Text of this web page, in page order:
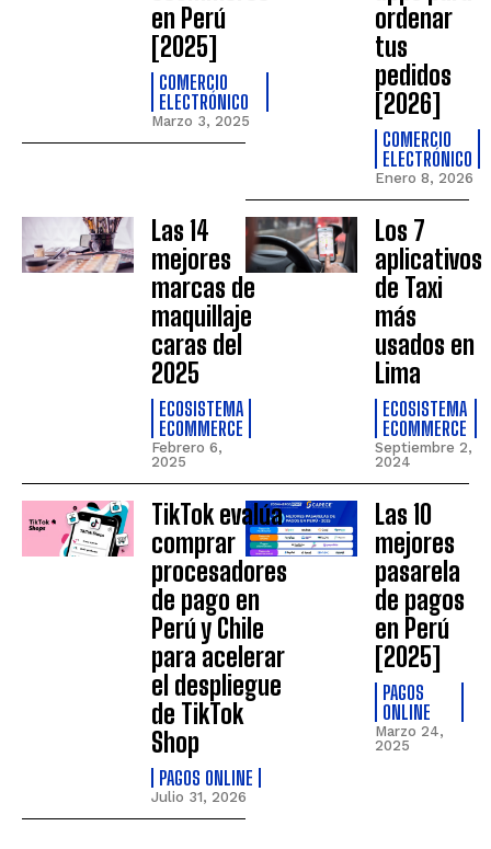
en Perú
[2025]
COMERCIO
ELECTRÓNICO
Marzo 3, 2025
ordenar
tus
pedidos
[2026]
COMERCIO
ELECTRÓNICO
Enero 8, 2026
Las 14
mejores
marcas de
maquillaje
caras del
2025
ECOSISTEMA
ECOMMERCE
Febrero 6,
2025
Los 7
aplicativos
de Taxi
más
usados en
Lima
ECOSISTEMA
ECOMMERCE
Septiembre 2,
2024
TikTok evalúa
comprar
procesadores
de pago en
Perú y Chile
para acelerar
el despliegue
de TikTok
Shop
PAGOS ONLINE
Julio 31, 2026
Las 10
mejores
pasarela
de pagos
en Perú
[2025]
PAGOS
ONLINE
Marzo 24,
2025